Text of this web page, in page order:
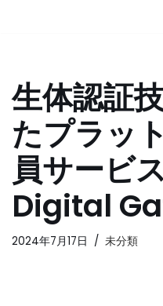
ン
ツ
へ
ス
キ
ッ
プ
生体認証
たプラッ
員サービ
Digital
2024年7月17日 未分類